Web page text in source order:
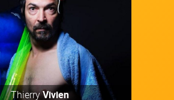
ThierryVivien
Découvrir